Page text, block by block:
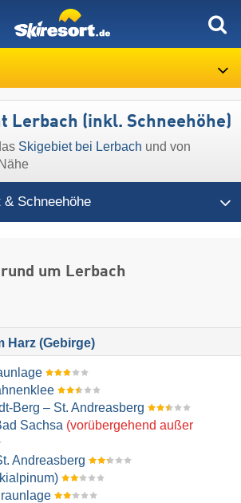
Lerbach (inkl. Schneehöhe)
Skigebiet bei Lerbach und von
Schneehöhe
um Lerbach
Harz (Gebirge)
Berg – St. Andreasberg
Sachsa (vorübergehend außer
Andreasberg